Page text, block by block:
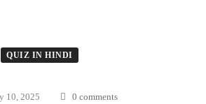
QUIZ IN HINDI
10, 2025 0 comments